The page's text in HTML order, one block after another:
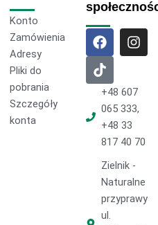
Konto
Zamówienia
Adresy
Pliki do
pobrania
Szczegóły
konta
F
a
c
e
b
o
k
I
n
a
g
m
T
i
k
t
o
k
+48 607
065 333,
+48 33
817 40 70
Zielnik -
Naturalne
przyprawy
ul.